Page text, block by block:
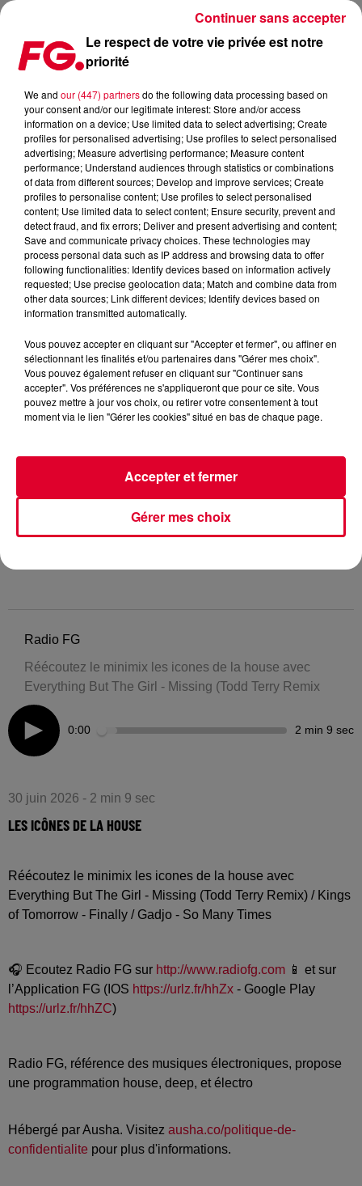
LES ICÔNES DE LA HOUSE
Radio FG
Réécoutez le minimix les icones de la house avec
Everything But The Girl - Missing (Todd Terry Remix
0:00 2 min 9 sec
30 juin 2026 - 2 min 9 sec
LES ICÔNES DE LA HOUSE
Réécoutez le minimix les icones de la house avec
Everything But The Girl - Missing (Todd Terry Remix) / Kings
of Tomorrow - Finally / Gadjo - So Many Times
🎧 Ecoutez Radio FG sur http://www.radiofg.com 📱 et sur
l’Application FG (IOS https://urlz.fr/hhZx - Google Play
https://urlz.fr/hhZC)
Radio FG, référence des musiques électroniques, propose
une programmation house, deep, et électro
Hébergé par Ausha. Visitez ausha.co/politique-de-
confidentialite pour plus d'informations.
Le respect de votre vie privée est notre
priorité
We and our (447) partnersdo the following data processing based on
your consent and/or our legitimate interest: Store and/or access
information on a device; Use limited data to select advertising; Create
profiles for personalised advertising; Use profiles to select personalised
advertising; Measure advertising performance; Measure content
performance; Understand audiences through statistics or combinations
of data from different sources; Develop and improve services; Create
profiles to personalise content; Use profiles to select personalised
content; Use limited data to select content; Ensure security, prevent and
detect fraud, and fix errors; Deliver and present advertising and content;
Save and communicate privacy choices. These technologies may
process personal data such as IP address and browsing data to offer
following functionalities: Identify devices based on information actively
requested; Use precise geolocation data; Match and combine data from
other data sources; Link different devices; Identify devices based on
information transmitted automatically.
Vous pouvez accepter en cliquant sur "Accepter et fermer", ou affiner en
sélectionnant les finalités et/ou partenaires dans "Gérer mes choix".
Vous pouvez également refuser en cliquant sur "Continuer sans
accepter". Vos préférences ne s'appliqueront que pour ce site. Vous
pouvez mettre à jour vos choix, ou retirer votre consentement à tout
moment via le lien "Gérer les cookies" situé en bas de chaque page.
Gérer mes choix
Accepter et fermer
Continuer sans accepter